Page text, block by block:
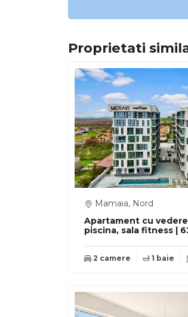
Proprietati
Apartament cu vedere
Mamaia, Nord
2 camere 1 baie